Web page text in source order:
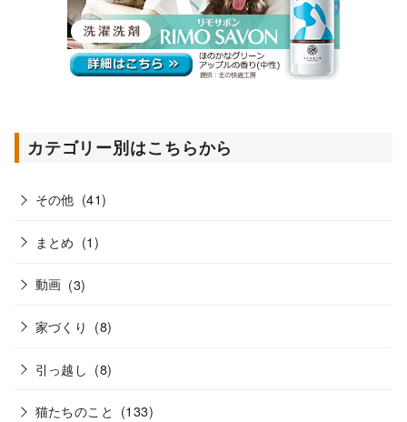
カテゴリー別はこちらから
その他 (41)
まとめ (1)
動画 (3)
家づくり (8)
引っ越し (8)
猫たちのこと (133)